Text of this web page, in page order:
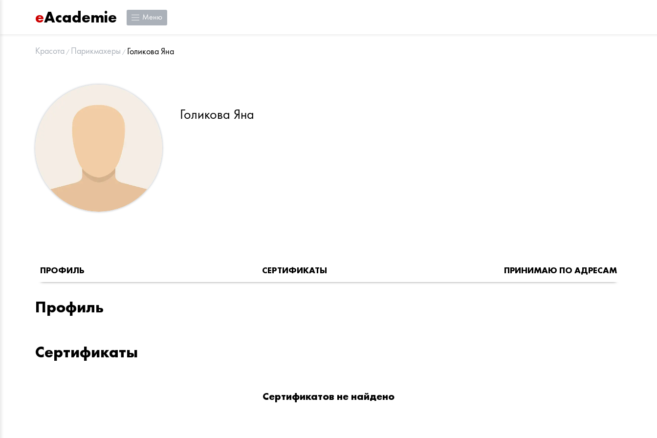
eAcademie Меню
Красота Парикмахеры Голикова Яна
Голикова Яна
ПРОФИЛЬ СЕРТИФИКАТЫ ПРИНИМАЮ ПО АДРЕСАМ
Профиль
Сертификаты
Сертификатов не найдено